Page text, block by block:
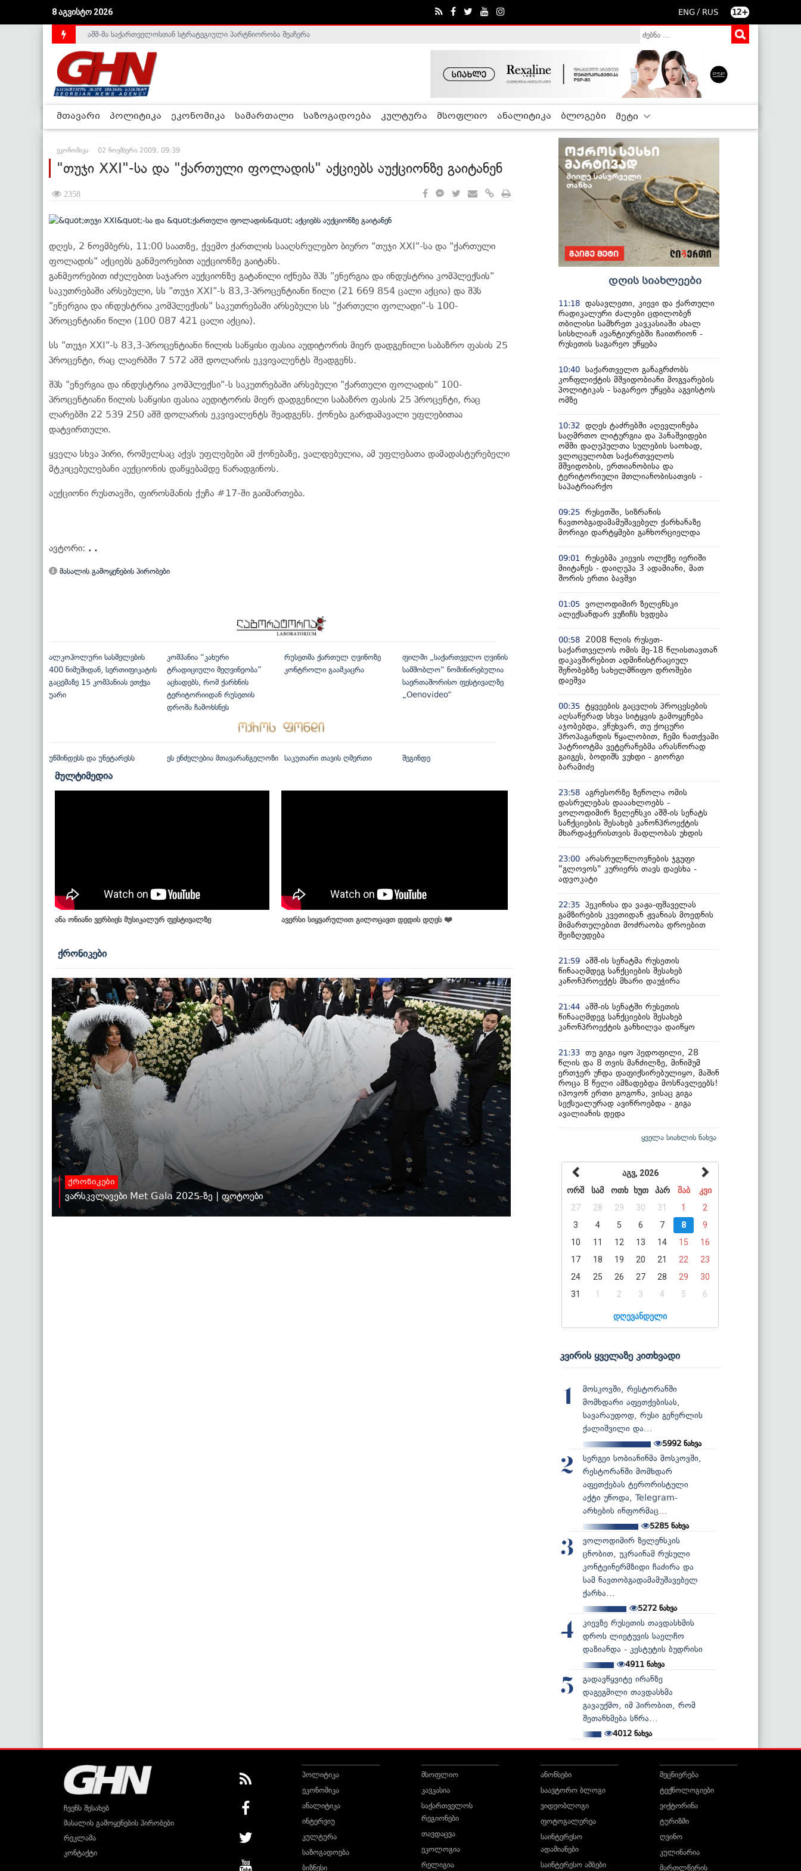
8 აგვისტო 2026 ENG / RUS 12+
საქართველოს დე-ფაქტო მთავრობა არალეგიტიმურია - ჰელსინკის კომისია
აშშ-მა საქართველოსთან სტრატეგიული პარტნიორობა შეაჩერა
მთავარი პოლიტიკა ეკონომიკა სამართალი საზოგადოება კულტურა მსოფლიო ანალიტიკა ბლოგები მეტი
ეკონომიკა 02 ნოემბერი 2009, 09:39
"თუჯი XXI"-სა და "ქართული ფოლადის" აქციებს აუქციონზე გაიტანენ
2358
დღეს, 2 ნოემბერს, 11:00 საათზე, ქვემო ქართლის სააღსრულებო ბიურო "თუჯი XXI"-სა და "ქართული
ფოლადის" აქციებს განმეორებით აუქციონზე გაიტანს.
განმეორებით იძულებით საჯარო აუქციონზე გატანილი იქნება შპს "ენერგია და ინდუსტრია კომპლექსის"
საკუთრებაში არსებული, სს "თუჯი XXI"-ს 83,3-პროცენტიანი წილი (21 669 854 ცალი აქცია) და შპს
"ენერგია და ინდუსტრია კომპლექსის" საკუთრებაში არსებული სს "ქართული ფოლადი"-ს 100-
პროცენტიანი წილი (100 087 421 ცალი აქცია).
სს "თუჯი XXI"-ს 83,3-პროცენტიანი წილის საწყისი ფასია აუდიტორის მიერ დადგენილი საბაზრო ფასის 25
პროცენტი, რაც ლაერბში 7 572 აშშ დოლარის ეკვივალენტს შეადგენს.
შპს "ენერგია და ინდუსტრია კომპლექსი"-ს საკუთრებაში არსებული "ქართული ფოლადის" 100-
პროცენტიანი წილის საწყისი ფასია აუდიტორის მიერ დადგენილი საბაზრო ფასის 25 პროცენტი, რაც
ლარებში 22 539 250 აშშ დოლარის ეკვივალენტს შეადგენს. ქონება გარდამავალი უფლებითაა
დატვირთული.
ყველა სხვა პირი, რომელსაც აქვს უფლებები ამ ქონებაზე, ვალდებულია, ამ უფლებათა დამადასტურებელი
მტკიცებულებანი აუქციონის დაწყებამდე წარადგინოს.
აუქციონი რუსთავში, ფიროსმანის ქუჩა #17-ში გაიმართება.
ავტორი: . .
მასალის გამოყენების პირობები
ალკოჰოლური სასმელების
400 ნიმუშიდან, სერთიფიკატის
გაცემაზე 15 კომპანიას ეთქვა
უარი
კომპანია “კახური
ტრადიციული მეღვინეობა”
აცხადებს, რომ ქარხნის
ტერიტორიიდან რუსეთის
დროშა ჩამოხსნეს
რუსეთმა ქართულ ღვინოზე
კონტროლი გაამკაცრა
ფილმი „საქართველო ღვინის
სამშობლო“ ნომინირებულია
საერთაშორისო ფესტივალზე
„Oenovideo“
უწმინდესს და უნეტარესს ეს ენძელებია მთავარანგელოზი საკუთარი თავის ღმერთი შეგინდე
მულტიმედია
ანა ონიანი ვერბიეს მუსიკალურ ფესტივალზე ავერსი სიყვარულით გილოცავთ დედის დღეს ❤️
ქრონიკები
ქრონიკები
ვარსკვლავები Met Gala 2025-ზე | ფოტოები
დღის სიახლეები
11:18 დასავლეთი, კიევი და ქართული
რადიკალური ძალები ცდილობენ
თბილისი სამხრეთ კავკასიაში ახალ
სისხლიან ავანტიურებში ჩაითრიონ -
რუსეთის საგარეო უწყება
10:40 საქართველო განაგრძობს
კონფლიქტის მშვიდობიანი მოგვარების
პოლიტიკას - საგარეო უწყება აგვისტოს
ომზე
10:32
დღეს ტაძრებში აღევლინება
საღმრთო ლიტურგია და პანაშვიდები
ომში დაღუპულთა სულების საოხად,
ვლოცულობთ საქართველოს
მშვიდობის, ერთიანობისა და
ტერიტორიული მთლიანობისათვის -
საპატრიარქო
09:25 რუსეთში, სიზრანის
ნავთობგადამამუშავებელ ქარხანაზე
მორიგი დარტყმები განხორციელდა
09:01
რუსებმა კიევის ოლქზე იერიში
მიიტანეს - დაიღუპა 3 ადამიანი, მათ
შორის ერთი ბავშვი
01:05 ვოლოდიმირ ზელენსკი
ალექსანდარ ვუჩიჩს ხვდება
00:58
2008 წლის რუსეთ-
საქართველოს ომის მე-18 წლისთავთან
დაკავშირებით ადმინისტრაციულ
შენობებზე სახელმწიფო დროშები
დაეშვა
00:35 ტყვეების გაცვლის პროცესების
აღსაწერად სხვა სიტყვის გამოყენება
აჯობებდა, ვწუხვარ, თუ ქოცური
პროპაგანდის წყალობით, ჩემი ნათქვამი
პატრიოტმა ვეტერანებმა არასწორად
გაიგეს, ბოდიშს ვუხდი - გიორგი
ბარამიძე
23:58 აგრესორზე ზეწოლა ომის
დასრულებას დააახლოებს -
ვოლოდიმირ ზელენსკი აშშ-ის სენატს
სანქციების შესახებ კანონპროექტის
მხარდაჭერისთვის მადლობას უხდის
23:00 არასრულწლოვნების ჯგუფი
"გლოვოს" კურიერს თავს დაესხა -
ადვოკატი
22:35 პეკინისა და ვაჟა-ფშაველას
გამზირების კვეთიდან ჟვანიას მოედნის
მიმართულებით მოძრაობა დროებით
შეიზღუდება
21:59 აშშ-ის სენატმა რუსეთის
წინააღმდეგ სანქციების შესახებ
კანონპროექტს მხარი დაუჭირა
21:44 აშშ-ის სენატში რუსეთის
წინააღმდეგ სანქციების შესახებ
კანონპროექტის განხილვა დაიწყო
21:33 თუ გიგა იყო პედოფილი, 28
წლის და 8 თვის მანძილზე, მინიმუმ
ერთჯერ უნდა დაფიქსირებულიყო, მაშინ
როცა 8 წელი ამზადებდა მოსწავლეებს!
იპოვონ ერთი გოგონა, ვისაც გიგა
სექსუალურად ავიწროებდა - გიგა
ავალიანის დედა
ყველა სიახლის ნახვა
აგვ, 2026
ორშ
სამ ოთხ ხუთ პარ შაბ
კვი
27
28 29 30 31 1
2
3
4 5 6 7 8
9
10
11 12 13 14 15
16
17
18 19 20 21 22
23
24
25 26 27 28 29
30
31
1 2 3 4 5 6
დღევანდელი
კვირის ყველაზე კითხვადი
1
მოსკოვში, რესტორანში
მომხდარი აფეთქებისას,
სავარაუდოდ, რუსი გენერლის
ქალიშვილი და...
5992 ნახვა
2
სერგეი სობიანინმა მოსკოვში,
რესტორანში მომხდარ
აფეთქებას ტერორისტული
აქტი უწოდა, Telegram-
არხების ინფორმაც...
5285 ნახვა
3
ვოლოდიმირ ზელენსკის
ცნობით, უკრაინამ რუსული
კონტეინერმზიდი ჩაძირა და
სამ ნავთობგადამამუშავებელ
ქარხა...
5272ნახვა
4
კიევზე რუსეთის თავდასხმის
დროს ლიეტუვის საელჩო
დაზიანდა - კესტუტის ბუდრისი
4911ნახვა
5
გადავწყვიტე ირანზე
დაგეგმილი თავდასხმა
გავაუქმო, იმ პირობით, რომ
შეთანხმება სწრა...
4012 ნახვა
ჩვენს შესახებ
მასალის გამოყენების პირობები
რეკლამა
კონტაქტი
პოლიტიკა
ეკონომიკა
ანალიტიკა
ინტერვიუ
კულტურა
საზოგადოება
ბიზნესი
მსოფლიო
კავკასია
საქართველოს
რეგიონები
თავდაცვა
ეკოლოგია
რელიგია
ანონსები
საავტორო ბლოგი
ვიდეობლოგი
ფოტოგალერეა
საინტერესო
ადამიანები
საინტერესო ამბები
მეცნიერება
ტექნოლოგიები
ვიქტორინა
ტურიზმი
ღვინო
კულინარია
მართლწერის